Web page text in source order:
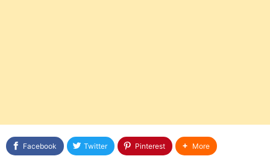
Facebook Twitter Pinterest More